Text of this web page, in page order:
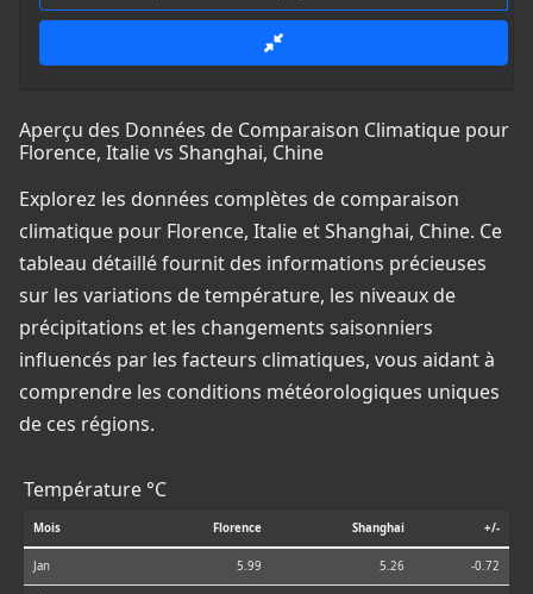
Aperçu des Données de Comparaison Climatique pour
Florence, Italie vs Shanghai, Chine
Explorez les données complètes de comparaison
climatique pour Florence, Italie et Shanghai, Chine. Ce
tableau détaillé fournit des informations précieuses
sur les variations de température, les niveaux de
précipitations et les changements saisonniers
influencés par les facteurs climatiques, vous aidant à
comprendre les conditions météorologiques uniques
de ces régions.
Température °C
Mois Florence Shanghai +/-
Jan 5.99 5.26 -0.72